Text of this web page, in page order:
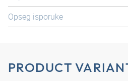
Opseg isporuke
PRODUCT